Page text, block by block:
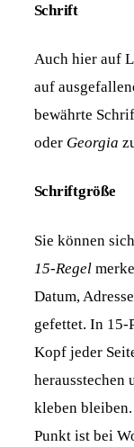
Schrift
Auch hier auf
auf
bewährte
oder Georgia
Schriftgröße
Sie können
15-Regel
Datum,
gefettet. In 15-
Kopf jeder
herausstechen
kleben
Punkt ist bei